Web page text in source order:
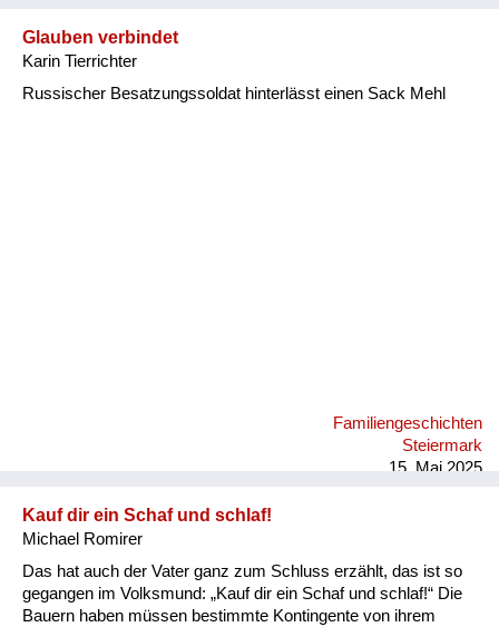
Glauben verbindet
Karin Tierrichter
Russischer Besatzungssoldat hinterlässt einen Sack Mehl
Familiengeschichten
Steiermark
15. Mai 2025
Kauf dir ein Schaf und schlaf!
Michael Romirer
Das hat auch der Vater ganz zum Schluss erzählt, das ist so
gegangen im Volksmund: „Kauf dir ein Schaf und schlaf!“ Die
Bauern haben müssen bestimmte Kontingente von ihrem